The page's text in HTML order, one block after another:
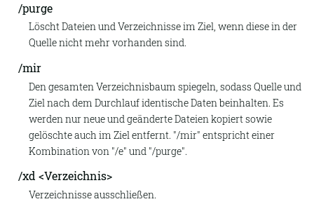
/purge
Löscht Dateien und Verzeichnisse im Ziel, wenn diese in der
Quelle nicht mehr vorhanden sind.
/mir
Den gesamten Verzeichnisbaum spiegeln, sodass Quelle und
Ziel nach dem Durchlauf identische Daten beinhalten. Es
werden nur neue und geänderte Dateien kopiert sowie
gelöschte auch im Ziel entfernt. "/mir" entspricht einer
Kombination von "/e" und "/purge".
/xd <Verzeichnis>
Verzeichnisse ausschließen.